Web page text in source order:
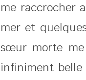
me raccrocher
mer et
sœur morte
infiniment